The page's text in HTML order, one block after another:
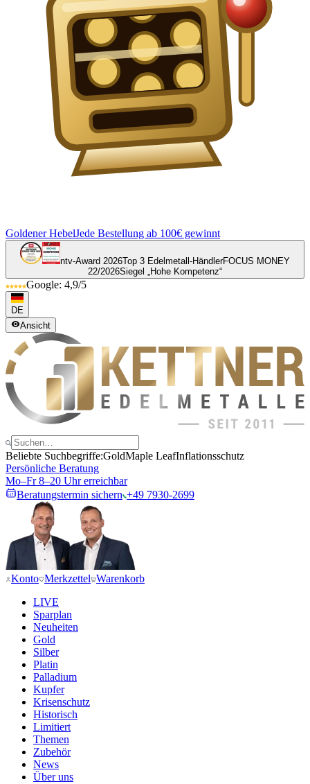
Goldener HebelJede Bestellung ab 100€ gewinnt
ntv-Award 2026Top 3 Edelmetall-HändlerFOCUS MONEY
22/2026Siegel „Hohe Kompetenz“
Google: 4,9/5
DE
Ansicht
Beliebte Suchbegriffe:GoldMaple LeafInflationsschutz
Persönliche Beratung
Mo–Fr 8–20 Uhr erreichbar
Beratungstermin sichern +49 7930-2699
Konto Merkzettel Warenkorb
LIVE
Sparplan
Neuheiten
Gold
Silber
Platin
Palladium
Kupfer
Krisenschutz
Historisch
Limitiert
Themen
Zubehör
News
Über uns